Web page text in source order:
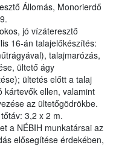
Állomás, Monorierdő
jó vízáteresztő
16-án talajelőkészítés:
talajmarózás,
ültető ágy
ültetés előtt a talaj
kártevők ellen, valamint
az ültetőgödrökbe.
3,2 x 2 m.
a NÉBIH munkatársai az
elősegítése érdekében,